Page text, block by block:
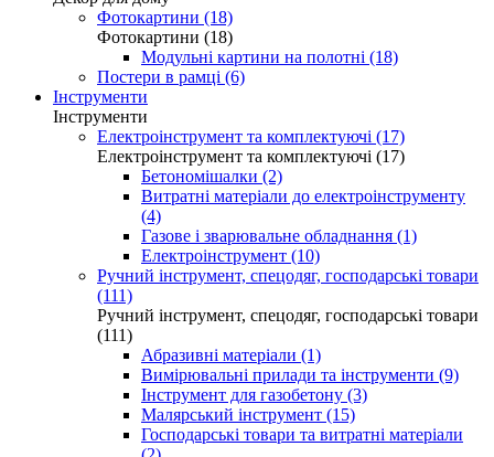
Фотокартини (18)
Фотокартини (18)
Модульні картини на полотні (18)
Постери в рамці (6)
Інструменти
Інструменти
Електроінструмент та комплектуючі (17)
Електроінструмент та комплектуючі (17)
Бетономішалки (2)
Витратні матеріали до електроінструменту
(4)
Газове і зварювальне обладнання (1)
Електроінструмент (10)
Ручний інструмент, спецодяг, господарські товари
(111)
Ручний інструмент, спецодяг, господарські товари
(111)
Абразивні матеріали (1)
Вимірювальні прилади та інструменти (9)
Інструмент для газобетону (3)
Малярський інструмент (15)
Господарські товари та витратні матеріали